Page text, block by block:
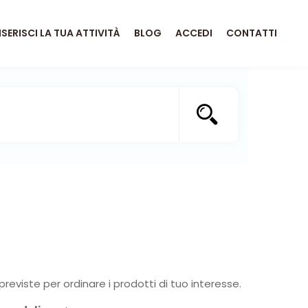
LA TUA ATTIVITÀ BLOG ACCEDI CONTATTI
per ordinare i prodotti di tuo interesse.